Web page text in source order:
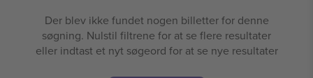
Der blev ikke fundet nogen billetter for denne
søgning. Nulstil filtrene for at se flere resultater
eller indtast et nyt søgeord for at se nye resultater